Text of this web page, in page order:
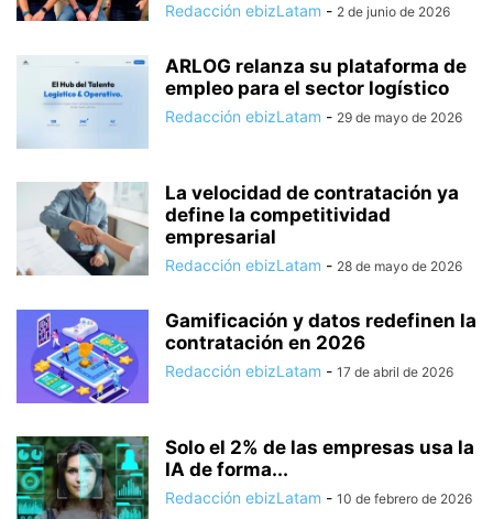
Redacción ebizLatam - 2 de junio de 2026
ARLOG relanza su plataforma de
empleo para el sector logístico
Redacción ebizLatam - 29 de mayo de 2026
La velocidad de contratación ya
define la competitividad
empresarial
Redacción ebizLatam - 28 de mayo de 2026
Gamificación y datos redefinen la
contratación en 2026
Redacción ebizLatam - 17 de abril de 2026
Solo el 2% de las empresas usa la
IA de forma...
Redacción ebizLatam - 10 de febrero de 2026